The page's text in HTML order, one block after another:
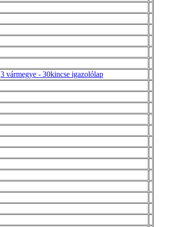
3 vármegye - 30kincse igazolólap